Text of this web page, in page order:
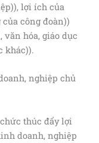
lợi ích của
công đoàn))
văn hóa, giáo dục
khác)).
nghiệp chủ
thúc đẩy lợi
doanh, nghiệp